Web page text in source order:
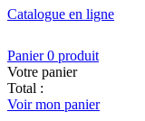
Catalogue en ligne
Panier 0 produit
Votre panier
Total :
Voir mon panier